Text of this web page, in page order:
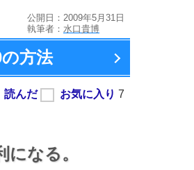
公開日：2009年5月31日
執筆者： 水口貴博
方法
なる。